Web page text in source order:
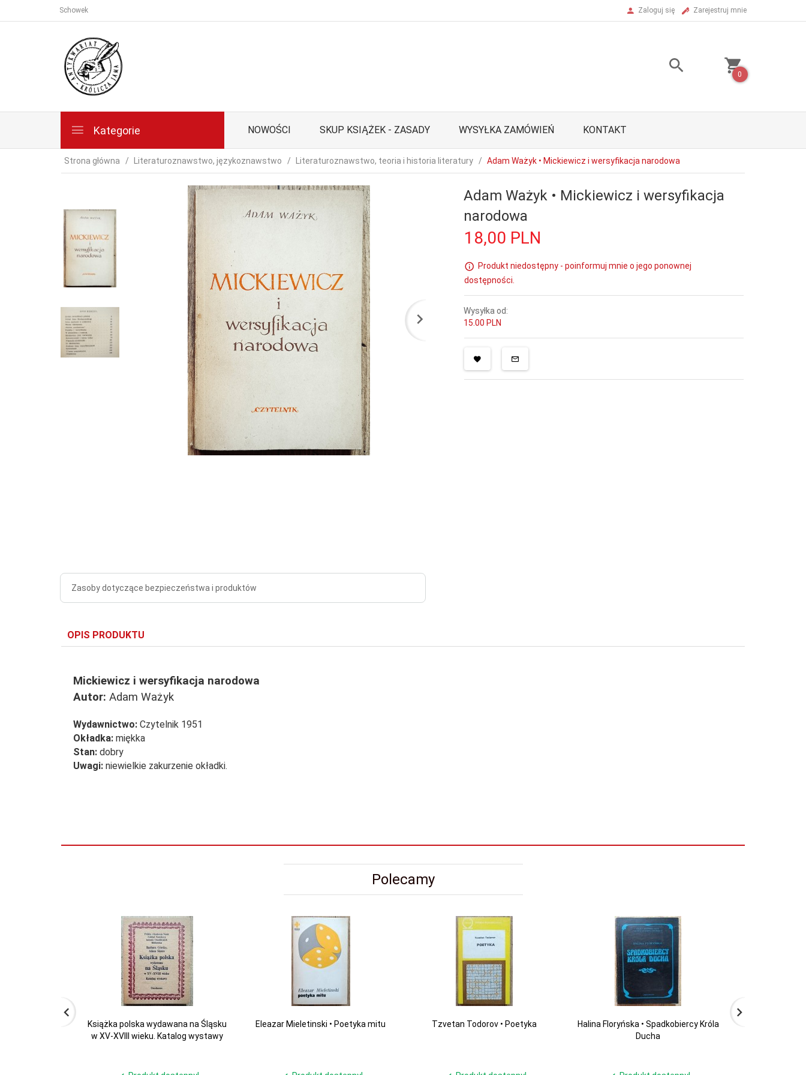
Schowek Zaloguj się Zarejestruj mnie
0
Kategorie NOWOŚCI SKUP KSIĄŻEK - ZASADY WYSYŁKA ZAMÓWIEŃ KONTAKT
Strona główna Literaturoznawstwo, językoznawstwo Literaturoznawstwo, teoria i historia literatury Adam Ważyk • Mickiewicz i wersyfikacja narodowa
Zasoby dotyczące bezpieczeństwa i produktów
Adam Ważyk • Mickiewicz i wersyfikacja
narodowa
18,00 PLN
Produkt niedostępny - poinformuj mnie o jego ponownej
dostępności.
Wysyłka od:
15.00 PLN
OPIS PRODUKTU
Mickiewicz i wersyfikacja narodowa
Autor: Adam Ważyk
Wydawnictwo: Czytelnik 1951
Okładka: miękka
Stan: dobry
Uwagi: niewielkie zakurzenie okładki.
Polecamy
Książka polska wydawana na Śląsku
w XV-XVIII wieku. Katalog wystawy
Eleazar Mieletinski • Poetyka mitu Tzvetan Todorov • Poetyka
Halina Floryńska • Spadkobiercy Króla
Ducha